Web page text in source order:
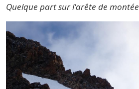
Quelque part sur l'arête de montée